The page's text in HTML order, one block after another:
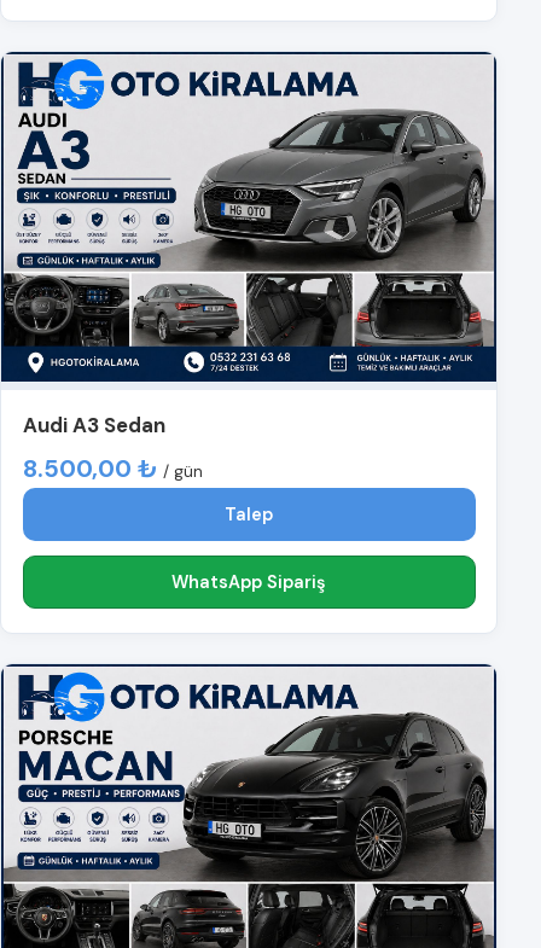
Audi A3 Sedan
8.500,00 ₺ / gün
Talep
WhatsApp Sipariş